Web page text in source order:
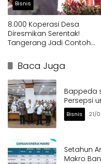
Bisnis
8.000 Koperasi Desa
Diresmikan Serentak!
Tangerang Jadi Contoh
Baca Juga
Bappeda
Persepsi
Bisnis 21/
Setahun
Makro